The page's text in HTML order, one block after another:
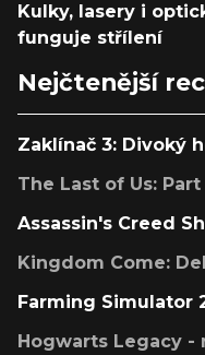
Kulky, lasery i
funguje střílení
Nejčtenější
Zaklínač 3: Divoký
The Last of Us:
Assassin's Creed
Kingdom Come:
Farming Simulator
Hogwarts Legacy -